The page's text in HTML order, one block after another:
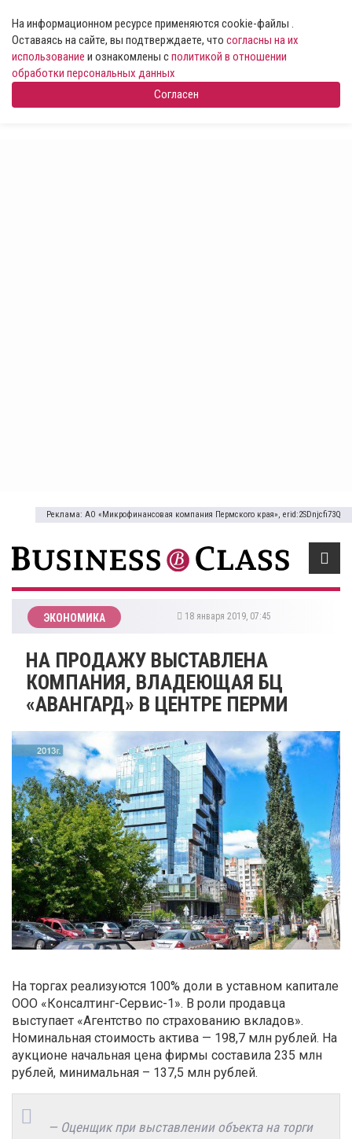
На информационном ресурсе применяются cookie-файлы .
Оставаясь на сайте, вы подтверждаете, что согласны на их
использование и ознакомлены сполитикой в отношении
обработки персональных данных
Согласен
Реклама: АО «Микрофинансовая компания Пермского края», erid:2SDnjcfi73Q
ЭКОНОМИКА 18 января 2019, 07:45
НА ПРОДАЖУ ВЫСТАВЛЕНА
КОМПАНИЯ, ВЛАДЕЮЩАЯ БЦ
«АВАНГАРД» В ЦЕНТРЕ ПЕРМИ
На торгах реализуются 100% доли в уставном капитале
ООО «Консалтинг-Сервис-1». В роли продавца
выступает «Агентство по страхованию вкладов».
Номинальная стоимость актива — 198,7 млн рублей. На
аукционе начальная цена фирмы составила 235 млн
рублей, минимальная – 137,5 млн рублей.
— Оценщик при выставлении объекта на торги